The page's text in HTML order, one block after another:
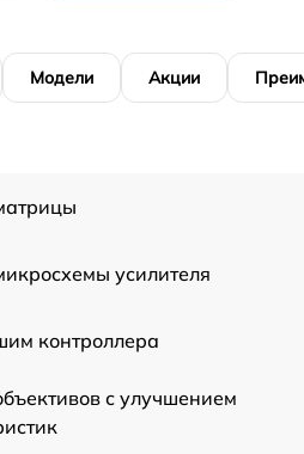
Модели Акции
усилителя
контроллера
с улучшением